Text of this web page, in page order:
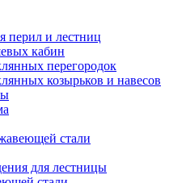
перил и лестниц
кабин
перегородок
козырьков и навесов
стали
для лестницы